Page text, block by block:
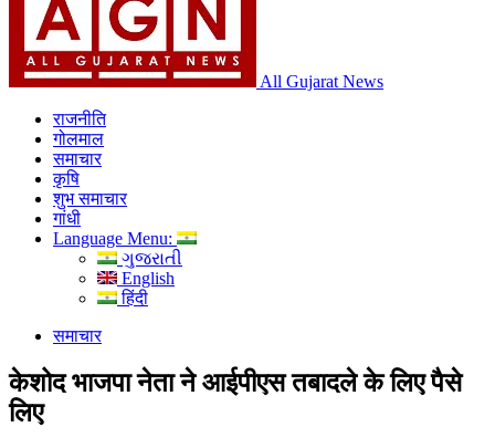
All Gujarat News
राजनीति
गोलमाल
समाचार
कृषि
शुभ समाचार
गांधी
Language Menu:
ગુજરાતી
English
हिंदी
समाचार
केशोद भाजपा नेता ने आईपीएस तबादले के लिए पैसे
लिए